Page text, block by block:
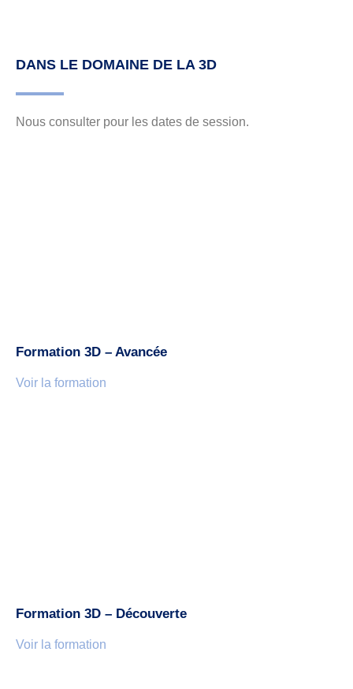
DANS LE DOMAINE DE LA 3D
Nous consulter pour les dates de session.
Formation 3D – Avancée
Voir la formation
Formation 3D – Découverte
Voir la formation